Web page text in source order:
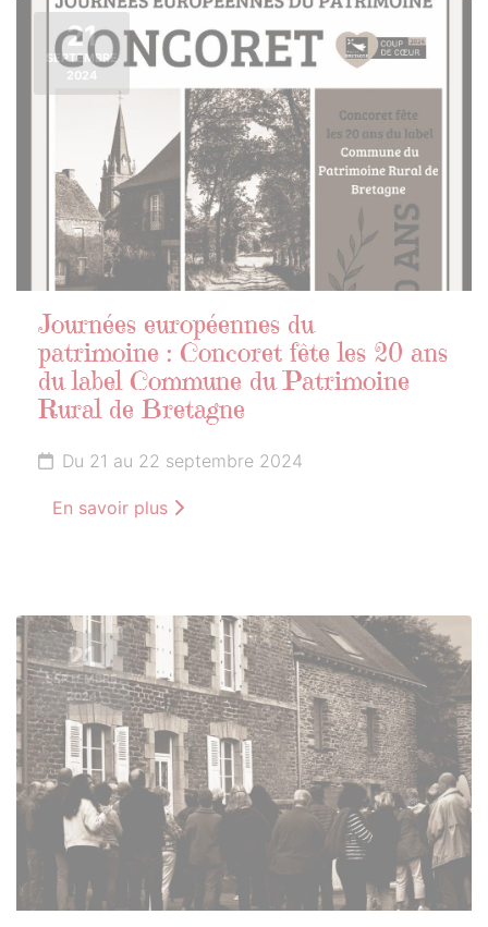
21
SEPTEMBRE
2024
Journées européennes du
patrimoine : Concoret fête les 20 ans
du label Commune du Patrimoine
Rural de Bretagne
Du 21 au 22 septembre 2024
En savoir plus
21
SEPTEMBRE
2024